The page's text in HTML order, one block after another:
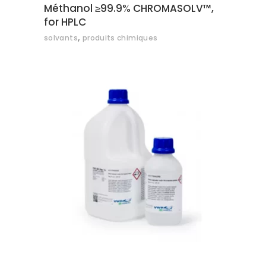
Méthanol ≥99.9% CHROMASOLV™,
for HPLC
solvants, produits chimiques
AJOUTER AU DEVIS